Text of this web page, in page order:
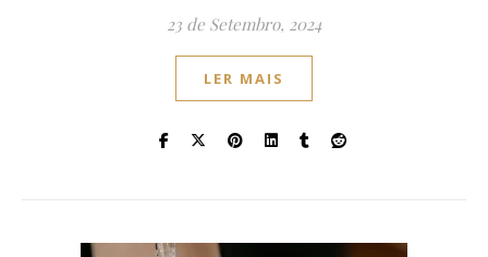
23 de Setembro, 2024
LER MAIS